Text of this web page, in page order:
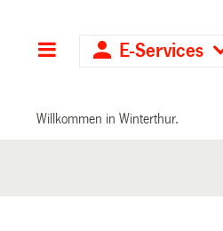
Hauptnavigation
E-Services
Willkommen in Winterthur.